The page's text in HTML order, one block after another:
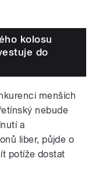
kolosu
do
menších
nebude
a
liber, půjde o
potíže dostat